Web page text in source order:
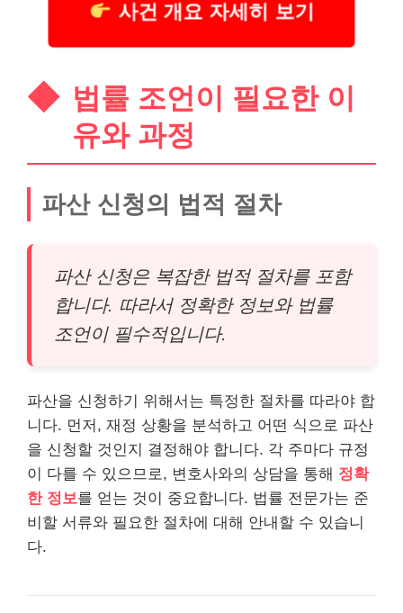
사건 개요 자세히 보기
법률 조언이 필요한 이
유와 과정
파산 신청의 법적 절차
파산 신청은 복잡한 법적 절차를 포함
합니다. 따라서 정확한 정보와 법률
조언이 필수적입니다.
파산을 신청하기 위해서는 특정한 절차를 따라야 합
니다. 먼저, 재정 상황을 분석하고 어떤 식으로 파산
을 신청할 것인지 결정해야 합니다. 각 주마다 규정
이 다를 수 있으므로, 변호사와의 상담을 통해 정확
한 정보를 얻는 것이 중요합니다. 법률 전문가는 준
비할 서류와 필요한 절차에 대해 안내할 수 있습니
다.